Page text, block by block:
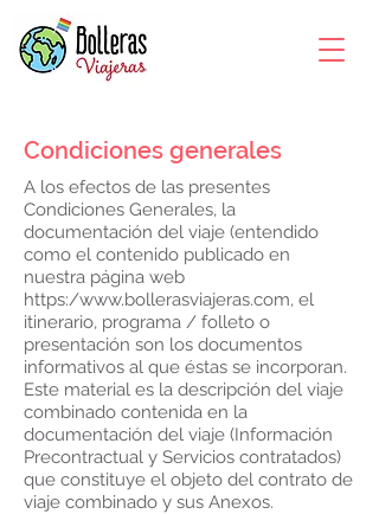
Condiciones generales
A los efectos de las presentes
Condiciones Generales, la
documentación del viaje (entendido
como el contenido publicado en
nuestra página web
https:/www.bollerasviajeras.com, el
itinerario, programa / folleto o
presentación son los documentos
informativos al que éstas se incorporan.
Este material es la descripción del viaje
combinado contenida en la
documentación del viaje (Información
Precontractual y Servicios contratados)
que constituye el objeto del contrato de
viaje combinado y sus Anexos.